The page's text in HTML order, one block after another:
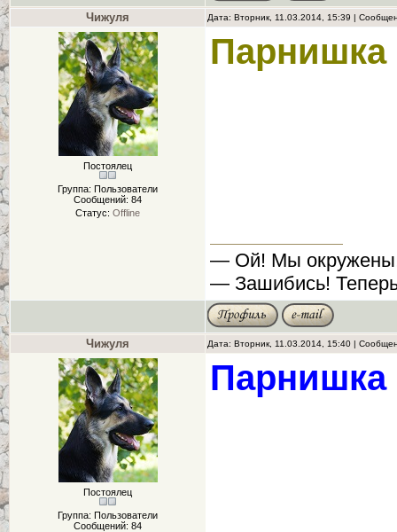
Чижуля Дата: Вторник, 11.03.2014, 15:39 |
Постоялец
Группа: Пользователи
Сообщений: 84
Статус: Offline
Парнишка
— Ой! Мы
— Зашибись!
Чижуля Дата: Вторник, 11.03.2014, 15:40 |
Постоялец
Группа: Пользователи
Сообщений: 84
Парнишка